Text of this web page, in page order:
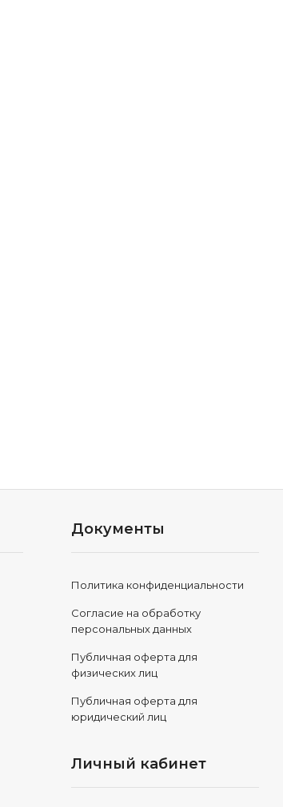
Документы
Политика конфиденциальности
Согласие на обработку
персональных данных
Публичная оферта для
физических лиц
Публичная оферта для
юридический лиц
Личный кабинет